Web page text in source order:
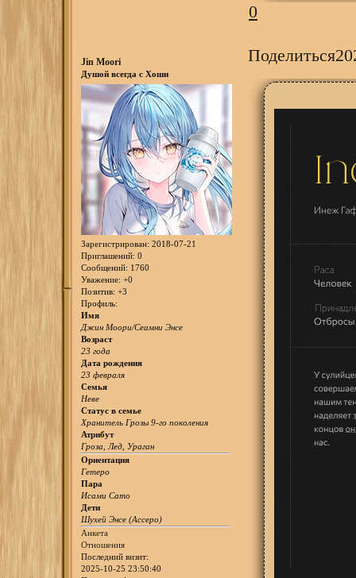
0
Поделиться
Jin Moori
Душой всегда с Хоши
Зарегистрирован: 2018-07-21
Приглашений: 0
Сообщений: 1760
Уважение: +0
Позитив: +3
Профиль:
Имя
Джин Моори/Сеамни Энсе
Возраст
23 года
Дата рождения
23 февраля
Семья
Неве
Статус в семье
Хранитель Грозы 9-го поколения
Атрибут
Гроза, Лед, Ураган
Ориентация
Гетеро
Пара
Исами Сато
Дети
Шухей Энсе (Ассеро)
Анкета
Отношения
Последний визит:
2025-10-25 23:50:40